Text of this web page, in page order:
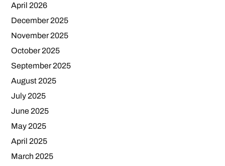
April 2026
December 2025
November 2025
October 2025
September 2025
August 2025
July 2025
June 2025
May 2025
April 2025
March 2025